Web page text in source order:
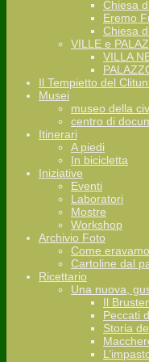
Chiesa
Eremo
Chiesa
VILLE e
VILLA
Il Tempietto del
Musei
museo della
centro di
Itinerari
A piedi
In bicicletta
Iniziative
Eventi
Laboratori
Mostre
Workshop
Archivio Foto
Come eravamo
Cartoline dal
Ricettario
Una nuova,
Il
Peccati
Storia